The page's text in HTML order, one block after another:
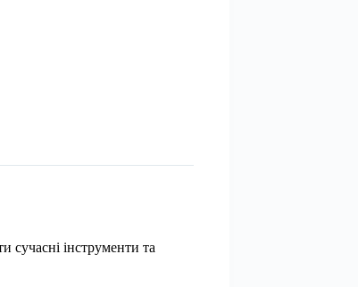
сучасні інструменти та